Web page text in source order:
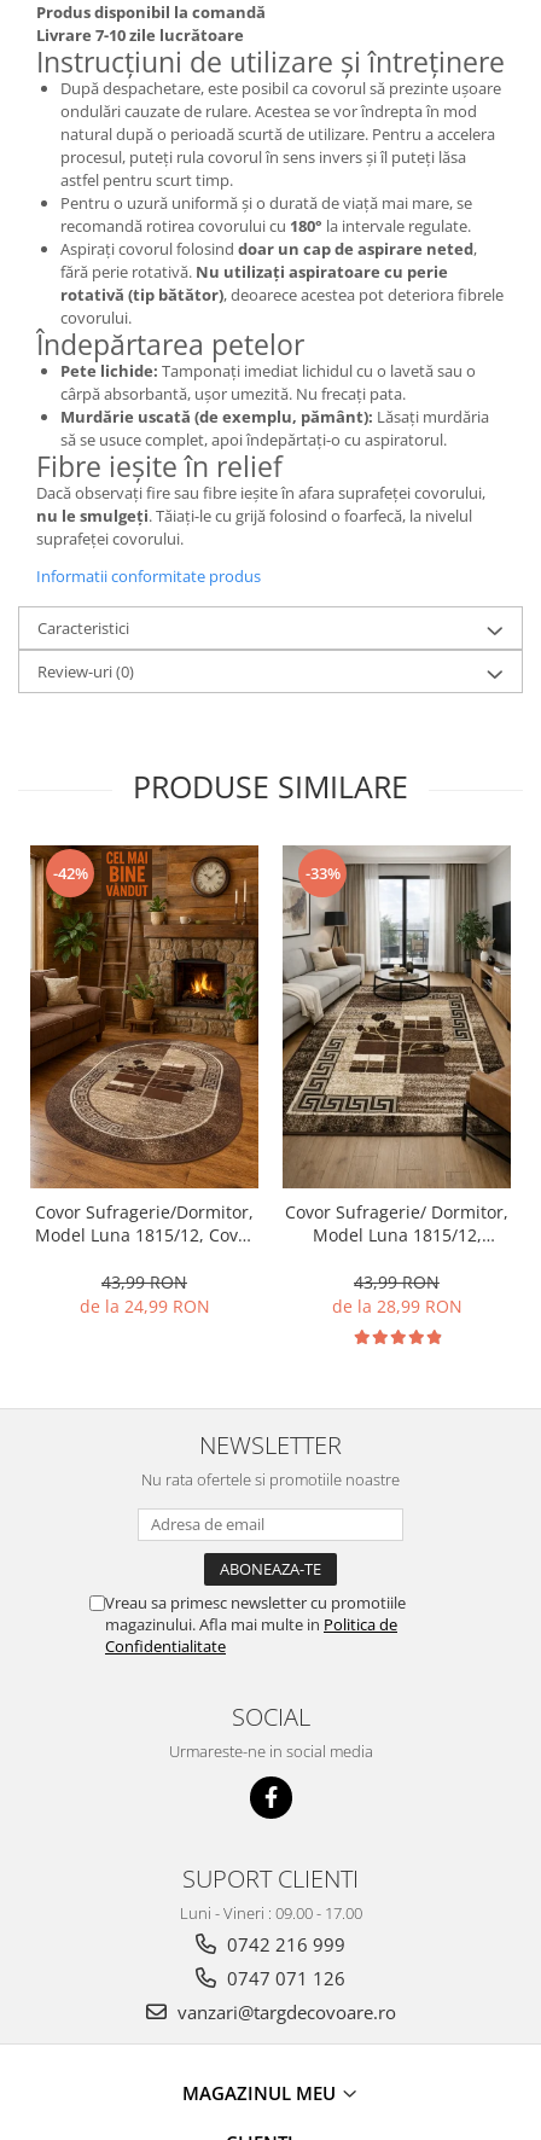
Produs disponibil la comandă
Livrare 7-10 zile lucrătoare
Instrucțiuni de utilizare și întreținere
După despachetare, este posibil ca covorul să prezinte ușoare
ondulări cauzate de rulare. Acestea se vor îndrepta în mod
natural după o perioadă scurtă de utilizare. Pentru a accelera
procesul, puteți rula covorul în sens invers și îl puteți lăsa
astfel pentru scurt timp.
Pentru o uzură uniformă și o durată de viață mai mare, se
recomandă rotirea covorului cu 180° la intervale regulate.
Aspirați covorul folosind doar un cap de aspirare neted,
fără perie rotativă. Nu utilizați aspiratoare cu perie
rotativă (tip bătător), deoarece acestea pot deteriora fibrele
covorului.
Îndepărtarea petelor
Pete lichide: Tamponați imediat lichidul cu o lavetă sau o
cârpă absorbantă, ușor umezită. Nu frecați pata.
Murdărie uscată (de exemplu, pământ): Lăsați murdăria
să se usuce complet, apoi îndepărtați-o cu aspiratorul.
Fibre ieșite în relief
Dacă observați fire sau fibre ieșite în afara suprafeței covorului,
nu le smulgeți. Tăiați-le cu grijă folosind o foarfecă, la nivelul
suprafeței covorului.
Informatii conformitate produs
Caracteristici
Review-uri(0)
PRODUSE SIMILARE
-42%
Covor Sufragerie/Dormitor,
Model Luna 1815/12, Covor
43,99 RON
de la 24,99 RON
-33%
Covor Sufragerie/ Dormitor,
Model Luna 1815/12,
43,99 RON
de la 28,99 RON
NEWSLETTER
Nu rata ofertele si promotiile noastre
Vreau sa primesc newsletter cu promotiile
magazinului. Afla mai multe in Politica de
Confidentialitate
SOCIAL
Urmareste-ne in social media
SUPORT CLIENTI
Luni - Vineri : 09.00 - 17.00
0742 216 999
0747 071 126
vanzari@targdecovoare.ro
MAGAZINUL MEU